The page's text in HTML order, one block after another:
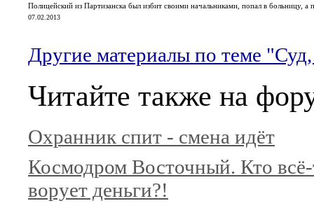
Полицейский из Партизанска был избит своими начальниками, попал в больницу, а
07.02.2013
Другие материалы по теме
Читайте также на
Охранник спит - смена идёт
Космодром Восточный. Кто
ворует деньги?!